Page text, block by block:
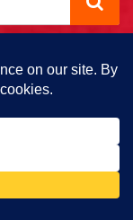
par Tout Bout